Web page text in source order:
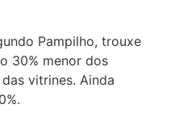
Pampilho, trouxe
30% menor dos
vitrines. Ainda